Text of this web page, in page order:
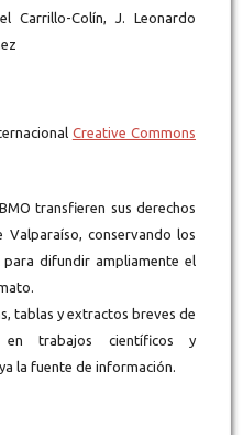
Carrillo-Colín, J. Leonardo
Creative Commons
transfieren sus derechos
conservando los
difundir ampliamente el
tablas y extractos breves de
en trabajos científicos y
la fuente de información.